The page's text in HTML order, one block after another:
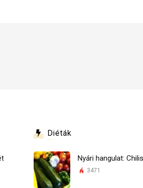
Diéták
Nyári hangulat:
3471